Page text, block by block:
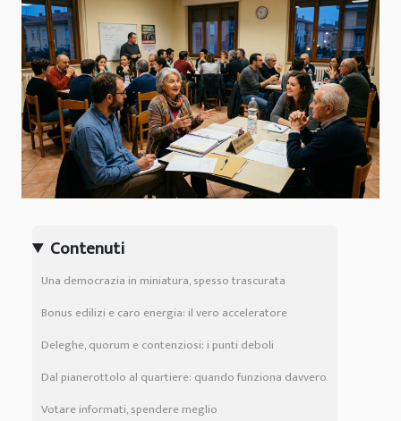
Contenuti
Una democrazia in miniatura, spesso trascurata
Bonus edilizi e caro energia: il vero acceleratore
Deleghe, quorum e contenziosi: i punti deboli
Dal pianerottolo al quartiere: quando funziona davvero
Votare informati, spendere meglio